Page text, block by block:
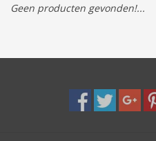
Tassen/Portemonnee
Boeken
Geen producten gevonden!...